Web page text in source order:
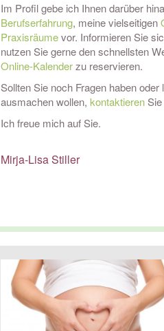
Im Profil gebe ich Ihnen darüber
Berufserfahrung, meine vielseitigen
Praxisräumevor. Informieren Sie
nutzen Sie gerne den schnellsten
Online-Kalenderzu reservieren.
Sollten Sie noch Fragen haben
ausmachen wollen, kontaktieren
Ich freue mich auf Sie.
Mirja-Lisa Stiller